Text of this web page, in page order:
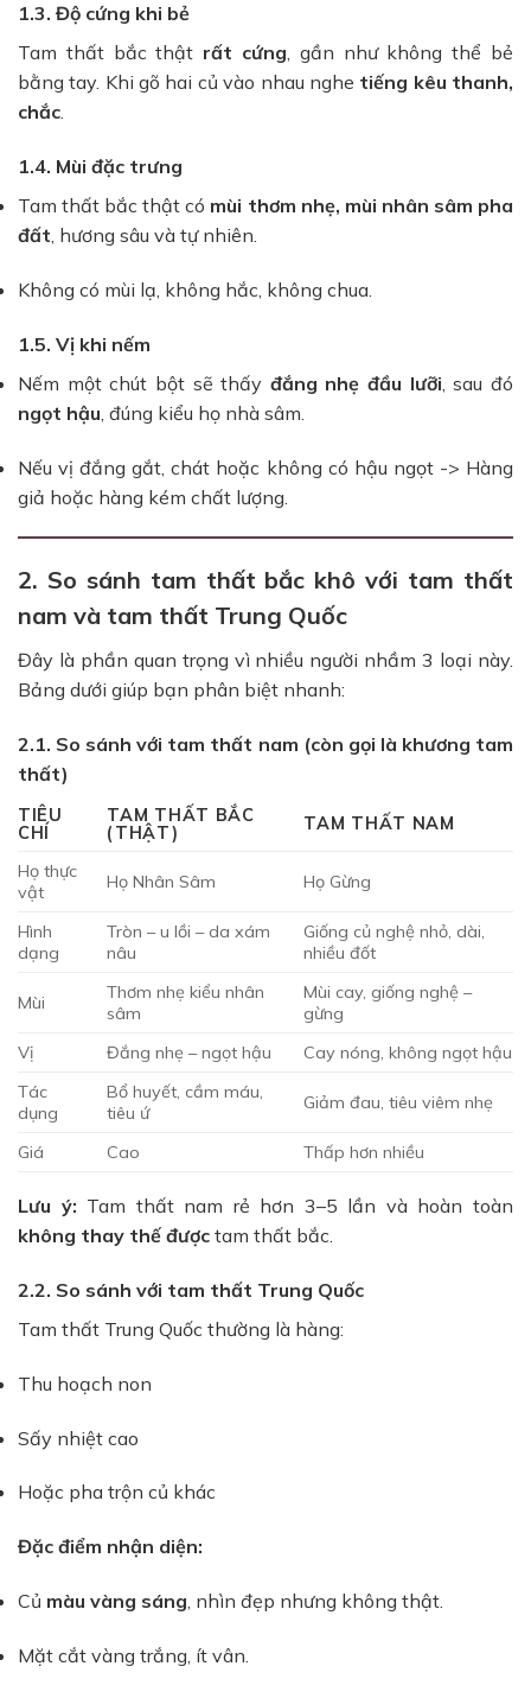
1.3. Độ cứng khi bẻ
Tam thất bắc thật rất cứng, gần như không thể bẻ
bằng tay. Khi gõ hai củ vào nhau nghe tiếng kêu thanh,
chắc.
1.4. Mùi đặc trưng
Tam thất bắc thật có mùi thơm nhẹ, mùi nhân sâm pha
đất, hương sâu và tự nhiên.
Không có mùi lạ, không hắc, không chua.
1.5. Vị khi nếm
Nếm một chút bột sẽ thấy đắng nhẹ đầu lưỡi , sau đó
ngọt hậu , đúng kiểu họ nhà sâm.
Nếu vị đắng gắt, chát hoặc không có hậu ngọt -> Hàng
giả hoặc hàng kém chất lượng.
2. So sánh tam thất bắc khô với tam thất
nam và tam thất Trung Quốc
Đây là phần quan trọng vì nhiều người nhầm 3 loại này.
Bảng dưới giúp bạn phân biệt nhanh:
2.1. So sánh với tam thất nam (còn gọi là khương tam
thất)
TIÊU
CHÍ
TAM THẤT BẮC
(THẬT)
TAM THẤT NAM
Họ thực
vật
Họ Nhân Sâm Họ Gừng
Hình
dạng
Tròn – u lồi – da xám
nâu
Giống củ nghệ nhỏ, dài,
nhiều đốt
Mùi
Thơm nhẹ kiểu nhân
sâm
Mùi cay, giống nghệ –
gừng
Vị
Đắng nhẹ – ngọt hậu
Cay nóng, không ngọt hậu
Tác
dụng
Bổ huyết, cầm máu,
tiêu ứ
Giảm đau, tiêu viêm nhẹ
Giá Cao Thấp hơn nhiều
Lưu ý: Tam thất nam rẻ hơn 3–5 lần và hoàn toàn
không thay thế được tam thất bắc.
2.2. So sánh với tam thất Trung Quốc
Tam thất Trung Quốc thường là hàng:
Thu hoạch non
Sấy nhiệt cao
Hoặc pha trộn củ khác
Đặc điểm nhận diện:
Củ màu vàng sáng , nhìn đẹp nhưng không thật.
Mặt cắt vàng trắng, ít vân.